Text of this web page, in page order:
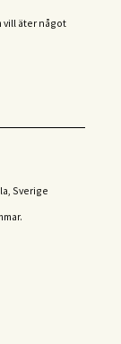
vill äter något
Sverige